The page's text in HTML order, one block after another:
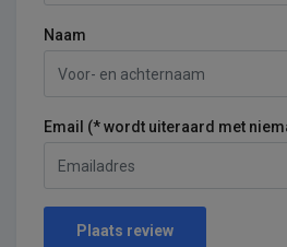
Naam
Email (* wordt uiteraard met
Plaats review